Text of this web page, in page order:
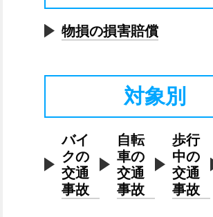
物損の損害賠償
対象別
バイ
クの
交通
事故
自転
車の
交通
事故
歩行
中の
交通
事故